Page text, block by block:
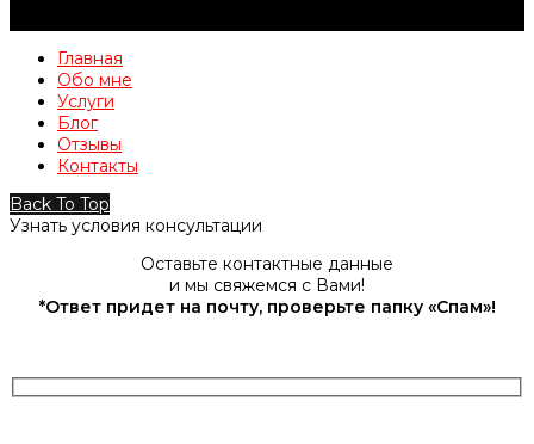
Главная
Обо мне
Услуги
Блог
Отзывы
Контакты
Back To Top
Узнать условия консультации
Оставьте контактные данные
и мы свяжемся с Вами!
*Ответ придет на почту, проверьте папку «Спам»!